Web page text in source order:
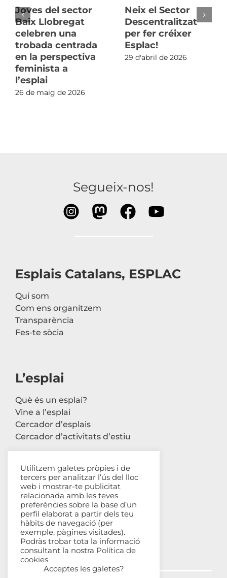
Joves del sector
Baix Llobregat
celebren una
trobada centrada
en la perspectiva
feminista a
l’esplai
26 de maig de 2026
Neix el Sector
Descentralitzat
per fer créixer
Esplac!
29 d'abril de 2026
Segueix-nos!
Esplais Catalans, ESPLAC
Qui som
Com ens organitzem
Transparència
Fes-te sòcia
L’esplai
Què és un esplai?
Vine a l’esplai
Cercador d’esplais
Cercador d’activitats d’estiu
Contacte
Carrer Avinyó, 44 2n
08002 Barcelona
93 302 61 03
esplac@esplac.cat
Utilitzem galetes pròpies i de
tercers per analitzar l’ús del lloc
web i mostrar-te publicitat
relacionada amb les teves
preferències sobre la base d’un
perfil elaborat a partir dels teu
hàbits de navegació (per
exemple, pàgines visitades).
Podràs trobar tota la informació
consultant la nostra Política de
cookies
Acceptes les galetes?